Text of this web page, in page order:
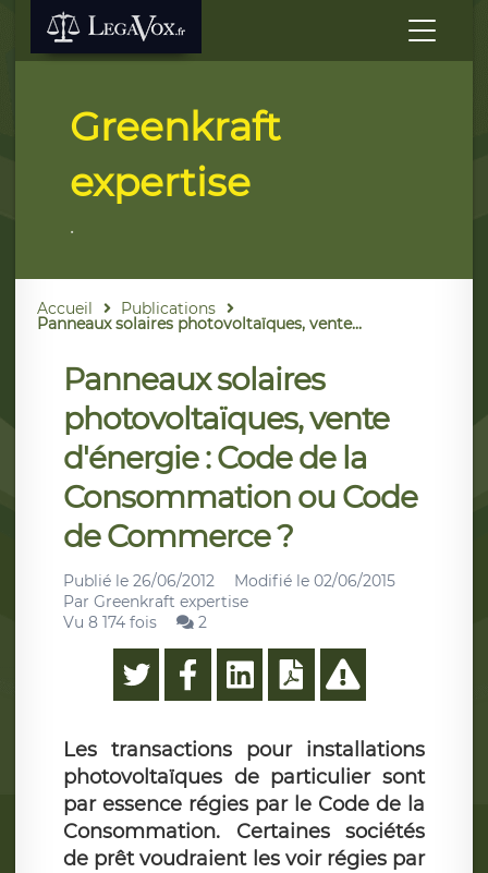
Greenkraft
expertise
.
Accueil Publications
Panneaux solaires photovoltaïques, vente...
Panneaux solaires
photovoltaïques, vente
d'énergie : Code de la
Consommation ou Code
de Commerce ?
Publié le 26/06/2012 Modifié le 02/06/2015
Par Greenkraft expertise
Vu 8 174 fois
2
Les transactions pour installations
photovoltaïques de particulier sont
par essence régies par le Code de la
Consommation. Certaines sociétés
de prêt voudraient les voir régies par